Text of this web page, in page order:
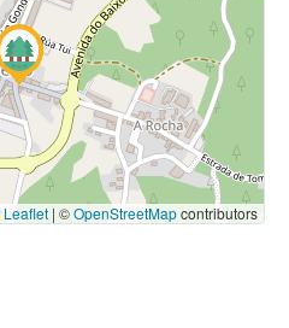
Leaflet | ©OpenStreetMapcontributors